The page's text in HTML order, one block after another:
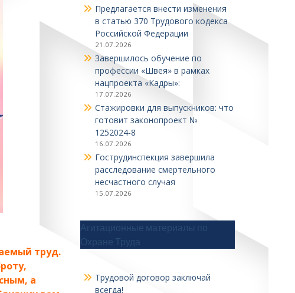
труд.
а
Предлагается внести изменения
в статью 370 Трудового кодекса
Российской Федерации
21.07.2026
Завершилось обучение по
профессии «Швея» в рамках
нацпроекта «Кадры»:
17.07.2026
Стажировки для выпускников: что
готовит законопроект №
1252024‑8
16.07.2026
Гострудинспекция завершила
расследование смертельного
несчастного случая
15.07.2026
Агитационные материалы по
Охране Труда
Трудовой договор заключай
всегда!